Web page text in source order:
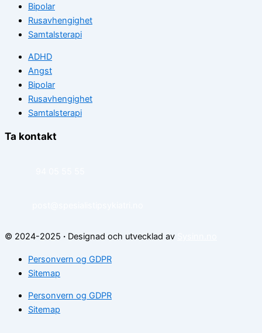
Bipolar
Rusavhengighet
Samtalsterapi
ADHD
Angst
Bipolar
Rusavhengighet
Samtalsterapi
Ta kontakt
© 2024-2025 · Designad och utvecklad av
Personvern og GDPR
Sitemap
Personvern og GDPR
Sitemap